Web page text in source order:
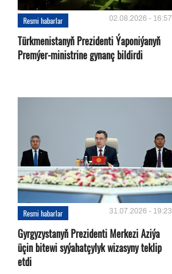
Resmi habarlar 02.08.2026 - 16:57
Türkmenistanyň Prezidenti Ýaponiýanyň
Premýer-ministrine gynanç bildirdi
Resmi habarlar 31.07.2026 - 19:23
Gyrgyzystanyň Prezidenti Merkezi Aziýa
üçin bitewi syýahatçylyk wizasyny teklip
etdi